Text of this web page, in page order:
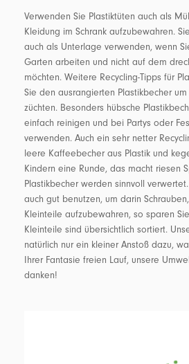
Verwenden Sie Plastiktüten auch als
Kleidung im Schrank aufzubewahren.
auch als Unterlage verwenden, wenn
Garten arbeiten und nicht auf dem
möchten. Weitere Recycling-Tipps für
Sie den ausrangierten Plastikbecher
züchten. Besonders hübsche
einfach reinigen und bei Partys oder
verwenden. Auch ein sehr netter
leere Kaffeebecher aus Plastik und
Kindern eine Runde, das macht riesen
Plastikbecher werden sinnvoll
auch gut benutzen, um darin
Kleinteile aufzubewahren, so sparen
Kleinteile sind übersichtlich sortiert.
natürlich nur ein kleiner Anstoß dazu,
Ihrer Fantasie freien Lauf, unsere
danken!